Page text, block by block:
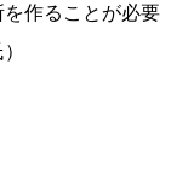
作ることが必要